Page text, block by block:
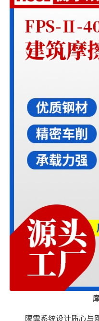
隔震系统设计质心与